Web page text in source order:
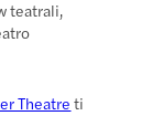
teatrali,
Theatre ti